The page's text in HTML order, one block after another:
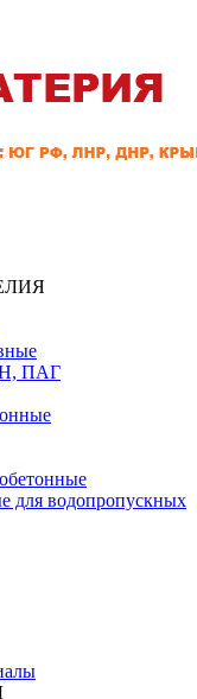
ПАГ
для водопропускных